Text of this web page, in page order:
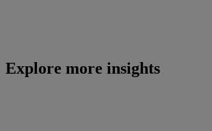
Explore more insights